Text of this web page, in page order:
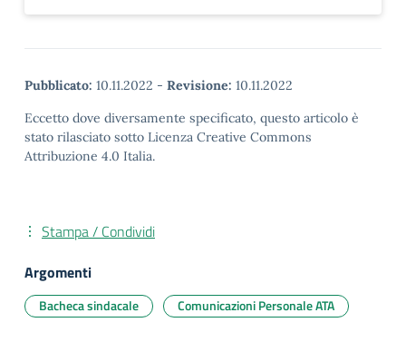
Pubblicato: 10.11.2022 - Revisione: 10.11.2022
Eccetto dove diversamente specificato, questo articolo è
stato rilasciato sotto Licenza Creative Commons
Attribuzione 4.0 Italia.
Stampa / Condividi
Argomenti
Bacheca sindacale Comunicazioni Personale ATA